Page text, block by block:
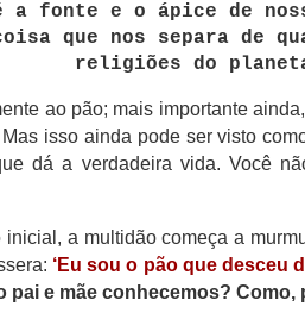
a fonte e o ápice de
que nos separa de
religiões do
ao pão; mais importante
isso ainda pode ser visto
dá a verdadeira vida. Você
a multidão começa a
‘Eu sou o pão que desceu
pai e mãe conhecemos? Como,